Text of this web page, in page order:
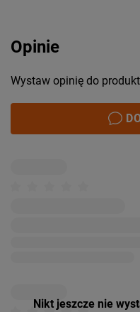
Opinie
Wystaw opinię do
Nikt jeszcze nie